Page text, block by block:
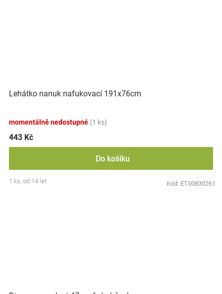
Lehátko nanuk nafukovací 191x76cm
momentálně nedostupné (1 ks)
443 Kč
Do košíku
1 ks, od 14 let Kód: ET00830261